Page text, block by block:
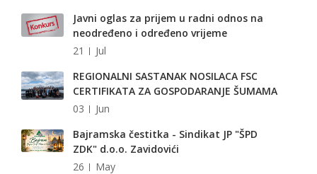
Javni oglas za prijem u radni odnos na
neodređeno i određeno vrijeme
21
Jul
REGIONALNI SASTANAK NOSILACA FSC
CERTIFIKATA ZA GOSPODARANJE ŠUMAMA
03
Jun
Bajramska čestitka - Sindikat JP "ŠPD
ZDK" d.o.o. Zavidovići
26
May